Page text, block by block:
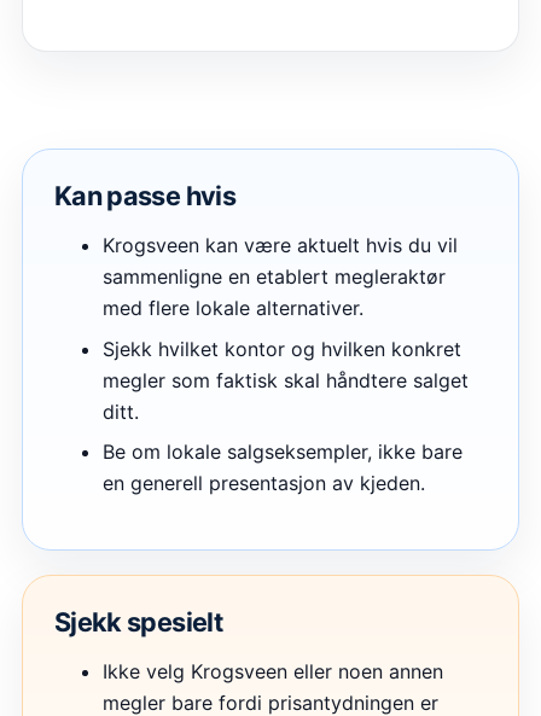
Kan passe hvis
Krogsveen kan være aktuelt hvis du vil
sammenligne en etablert megleraktør
med flere lokale alternativer.
Sjekk hvilket kontor og hvilken konkret
megler som faktisk skal håndtere salget
ditt.
Be om lokale salgseksempler, ikke bare
en generell presentasjon av kjeden.
Sjekk spesielt
Ikke velg Krogsveen eller noen annen
megler bare fordi prisantydningen er